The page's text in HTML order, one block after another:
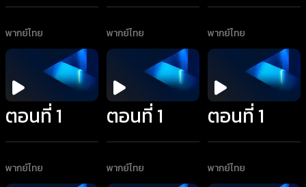
พากย์ไทย พากย์ไทย พากย์ไทย
ตอนที่ 1
พากย์ไทย
ตอนที่ 1
พากย์ไทย
ตอนที่ 1
พากย์ไทย